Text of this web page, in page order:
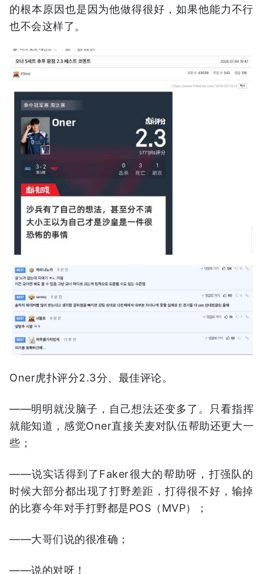
的根本原因也是因为他做得很好，如果他能力不行
也不会这样了。
Oner虎扑评分2.3分、最佳评论。
——明明就没脑子，自己想法还变多了。只看指挥
就能知道，感觉Oner直接关麦对队伍帮助还更大一
些；
——说实话得到了Faker很大的帮助呀，打强队的
时候大部分都出现了打野差距，打得很不好，输掉
的比赛今年对手打野都是POS（MVP）；
——大哥们说的很准确；
——说的对呀！